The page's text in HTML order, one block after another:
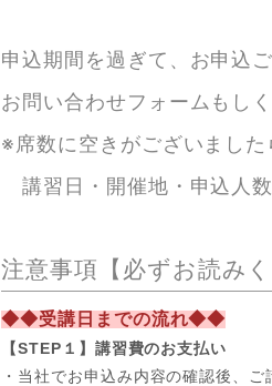
申込期間を過ぎて、お申込
お問い合わせフォームもし
※席数に空きがございました
講習日・開催地・申込人数
注意事項【必ずお読みく
◆◆受講日までの流れ◆◆
【STEP１】講習費のお支払い
・当社でお申込み内容の確認後、